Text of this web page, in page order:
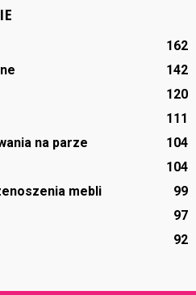
162
142
120
111
na parze
104
104
mebli
99
97
92